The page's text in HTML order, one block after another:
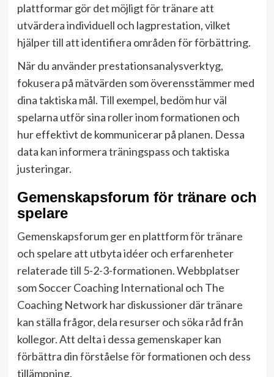
plattformar gör det möjligt för tränare att
utvärdera individuell och lagprestation, vilket
hjälper till att identifiera områden för förbättring.
När du använder prestationsanalysverktyg,
fokusera på mätvärden som överensstämmer med
dina taktiska mål. Till exempel, bedöm hur väl
spelarna utför sina roller inom formationen och
hur effektivt de kommunicerar på planen. Dessa
data kan informera träningspass och taktiska
justeringar.
Gemenskapsforum för tränare och
spelare
Gemenskapsforum ger en plattform för tränare
och spelare att utbyta idéer och erfarenheter
relaterade till 5-2-3-formationen. Webbplatser
som Soccer Coaching International och The
Coaching Network har diskussioner där tränare
kan ställa frågor, dela resurser och söka råd från
kollegor. Att delta i dessa gemenskaper kan
förbättra din förståelse för formationen och dess
tillämpning.